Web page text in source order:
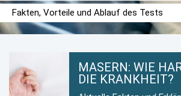
Fakten, Vorteile und Ablauf des Tests
MASERN: WIE
DIE KRANKHEIT?